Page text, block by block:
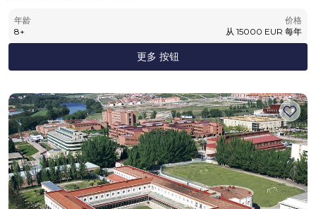
年龄
8+
价格
从 15000 EUR 每年
更多 按钮